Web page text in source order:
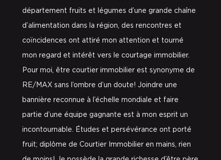
département fruits et légumes d’une grande chaîne
d’alimentation dans la région, des rencontres et
coïncidences ont attiré mon attention et tourné
mon regard et intérêt vers le courtage immobilier.
Pour moi, être courtier immobilier est synonyme de
RE/MAX sans l’ombre d’un doute! Joindre une
bannière reconnue à l’échelle mondiale et faire
partie d’une équipe gagnante est à mon esprit un
incontournable. Études et persévérance ont porté
fruit; diplôme de Courtier Immobilier en mains, rien